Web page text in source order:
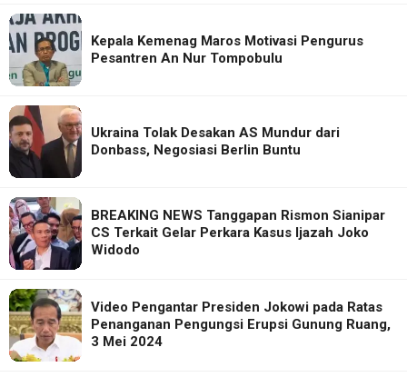
Kepala Kemenag Maros Motivasi Pengurus
Pesantren An Nur Tompobulu
Ukraina Tolak Desakan AS Mundur dari
Donbass, Negosiasi Berlin Buntu
BREAKING NEWS Tanggapan Rismon Sianipar
CS Terkait Gelar Perkara Kasus Ijazah Joko
Widodo
Video Pengantar Presiden Jokowi pada Ratas
Penanganan Pengungsi Erupsi Gunung Ruang,
3 Mei 2024